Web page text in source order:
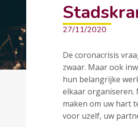
27/11/2020
De coronacrisis
zwaar. Maar ook
hun belangrijke
elkaar organiseren.
maken om uw hart
voor uzelf, uw